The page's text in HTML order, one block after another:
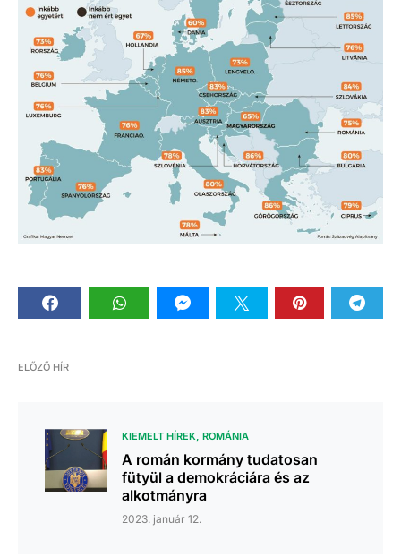
ELŐZŐ HÍR
KIEMELT HÍREK ROMÁNIA
A román kormány tudatosan
fütyül a demokráciára és az
alkotmányra
2023. január 12.